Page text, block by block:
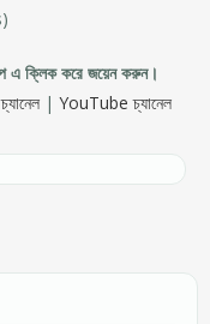
এ ক্লিক করে জয়েন করুন।
|YouTube চ্যানেল